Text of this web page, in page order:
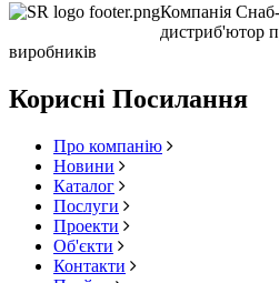
Компанія
дистриб'ютор
виробників
Корисні Посилання
Про компанію
Новини
Каталог
Послуги
Проекти
Об'єкти
Контакти